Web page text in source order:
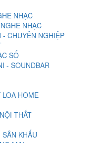
NHẠC
NHẠC
CHUYÊN NGHIỆP
SỐ
- SOUNDBAR
LOA HOME
THẤT
KHẤU